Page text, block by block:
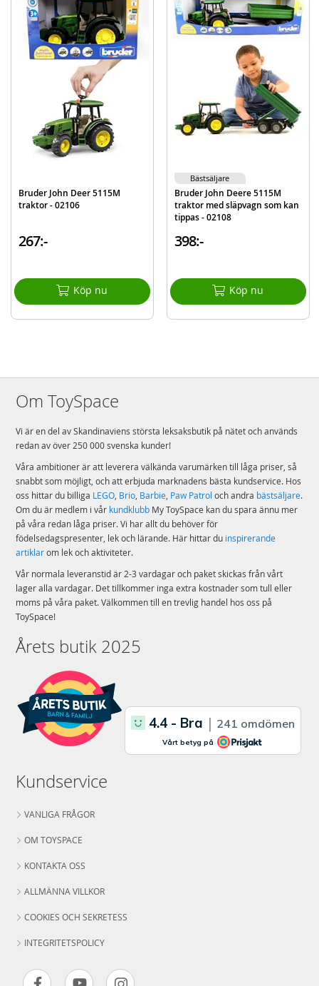
Detaljer:
Storlek: 47,9 x 18,1 x 18,9 cm
Skala: 1:16
Rek. ålder: från 4 år
4001702022037
Varumärke
Bruder John Deer 5115M
traktor - 02106
267:-
Köp nu
Bruder John Deere 5115M
traktor med släpvagn som kan
tippas - 02108
398:-
Köp nu
Bästsäljare
Om ToySpace
Vi är en del av Skandinaviens största leksaksbutik på nätet och används
redan av över 250 000 svenska kunder!
Våra ambitioner är att leverera välkända varumärken till låga priser, så
snabbt som möjligt, och att erbjuda marknadens bästa kundservice. Hos
oss hittar du billiga LEGO, Brio, Barbie, Paw Patrol och andra bästsäljare.
Om du är medlem i vår kundklubb My ToySpace kan du spara ännu mer
på våra redan låga priser. Vi har allt du behöver för
födelsedagspresenter, lek och lärande. Här hittar du inspirerande
artiklarom lek och aktiviteter.
Vår normala leveranstid är 2-3 vardagar och paket skickas från vårt
lager alla vardagar. Det tillkommer inga extra kostnader som tull eller
moms på våra paket. Välkommen till en trevlig handel hos oss på
ToySpace!
Årets butik 2025
Kundservice
VANLIGA FRÅGOR
OM TOYSPACE
KONTAKTA OSS
ALLMÄNNA VILLKOR
COOKIES OCH SEKRETESS
INTEGRITETSPOLICY